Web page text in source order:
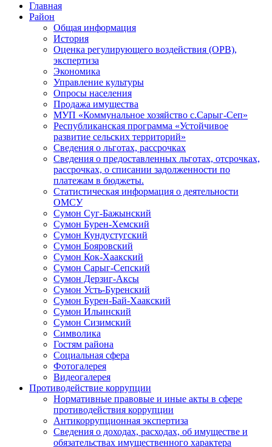
Главная
Район
Общая информация
История
Оценка регулирующего воздействия (ОРВ),
экспертиза
Экономика
Управление культуры
Опросы населения
Продажа имущества
МУП «Коммунальное хозяйство с.Сарыг-Сеп»
Республиканская программа «Устойчивое
развитие сельских территорий»
Сведения о льготах, рассрочках
Сведения о предоставленных льготах, отсрочках,
рассрочках, о списании задолженности по
платежам в бюджеты.
Статистическая информация о деятельности
ОМСУ
Сумон Суг-Бажынский
Сумон Бурен-Хемский
Сумон Кундустугский
Сумон Бояровский
Сумон Кок-Хаакский
Сумон Сарыг-Сепский
Сумон Дерзиг-Аксы
Сумон Усть-Буренский
Сумон Бурен-Бай-Хаакский
Сумон Ильинский
Сумон Сизимский
Символика
Гостям района
Социальная сфера
Фотогалерея
Видеогалерея
Противодействие коррупции
Нормативные правовые и иные акты в сфере
противодействия коррупции
Антикоррупционная экспертиза
Сведения о доходах, расходах, об имуществе и
обязательствах имущественного характера